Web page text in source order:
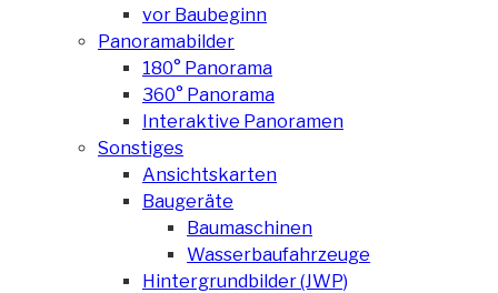
vor Baubeginn
Panoramabilder
180° Panorama
360° Panorama
Interaktive Panoramen
Sonstiges
Ansichtskarten
Baugeräte
Baumaschinen
Wasserbaufahrzeuge
Hintergrundbilder (JWP)